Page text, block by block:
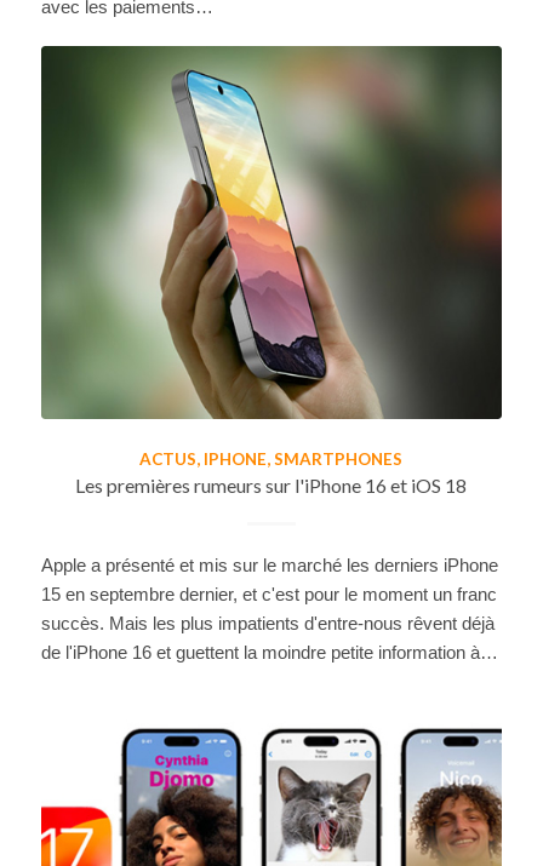
avec les paiements…
ACTUS, IPHONE,SMARTPHONES
Les premières rumeurs sur l'iPhone 16 et iOS 18
Apple a présenté et mis sur le marché les derniers iPhone
15 en septembre dernier, et c'est pour le moment un franc
succès. Mais les plus impatients d'entre-nous rêvent déjà
de l'iPhone 16 et guettent la moindre petite information à…